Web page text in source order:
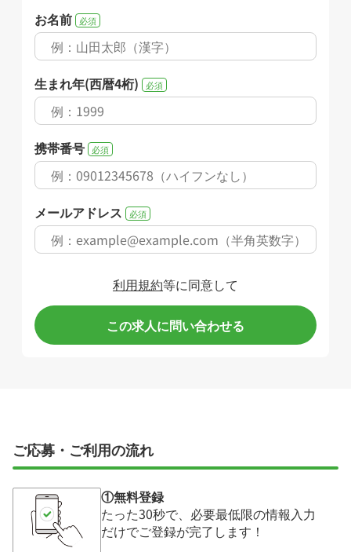
お名前 必須
生まれ年(西暦4桁) 必須
携帯番号 必須
メールアドレス 必須
利用規約等に同意して
この求人に問い合わせる
ご応募・ご利用の流れ
①無料登録
たった30秒で、必要最低限の情報入力
だけでご登録が完了します！